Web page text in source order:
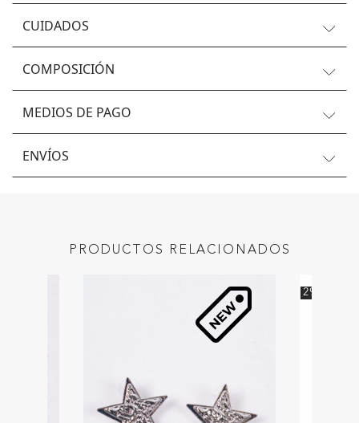
CUIDADOS
COMPOSICIÓN
MEDIOS DE PAGO
ENVÍOS
PRODUCTOS RELACIONADOS
29